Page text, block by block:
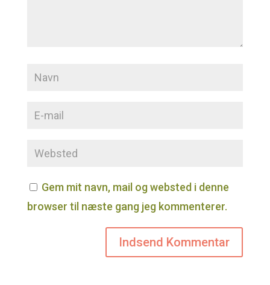
Gem mit navn, mail og websted i denne
browser til næste gang jeg kommenterer.